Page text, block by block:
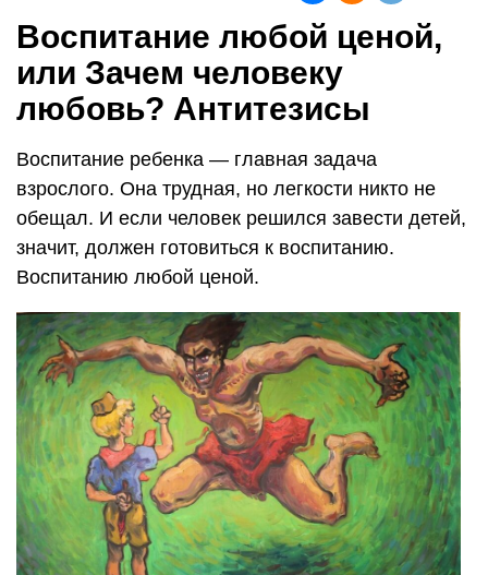
Воспитание любой ценой,
или Зачем человеку
любовь? Антитезисы
Воспитание ребенка — главная задача
взрослого. Она трудная, но легкости никто не
обещал. И если человек решился завести детей,
значит, должен готовиться к воспитанию.
Воспитанию любой ценой.